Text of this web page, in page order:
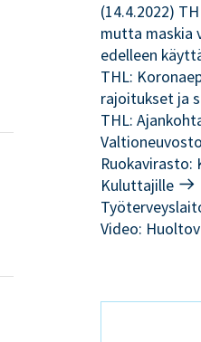
(14.4.2022)
mutta maskia
edelleen
THL:
rajoitukset ja
THL:
Ruokavirasto:
Kuluttajille
Video: